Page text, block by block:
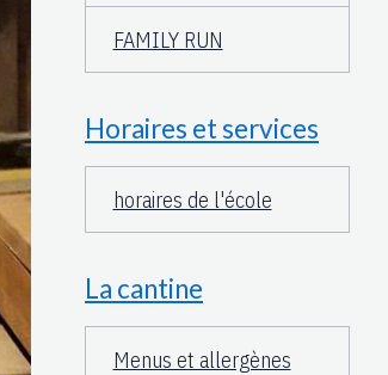
FAMILY RUN
Horaires et services
horaires de l'école
La cantine
Menus et allergènes